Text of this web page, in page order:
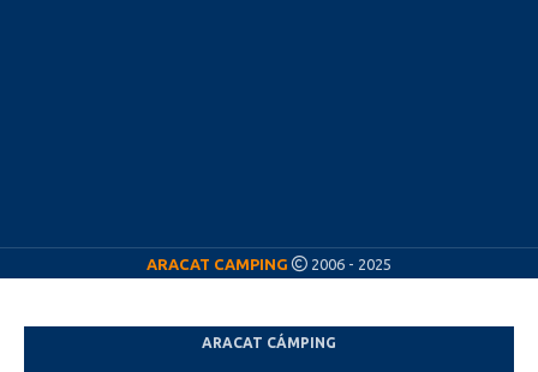
ARACAT CAMPING 2006 - 2025
ARACAT CÁMPING